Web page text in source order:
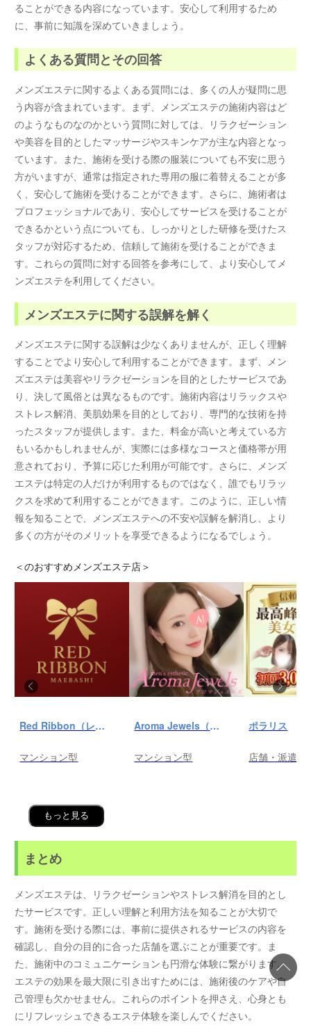
ることができる内容になっています。安心して利用するため
に、事前に知識を深めていきましょう。
よくある質問とその回答
メンズエステに関するよくある質問には、多くの人が疑問に思
う内容が含まれています。まず、メンズエステの施術内容はど
のようなものなのかという質問に対しては、リラクゼーション
や美容を目的としたマッサージやスキンケアが主な内容となっ
ています。また、施術を受ける際の服装についても不安に思う
方がいますが、通常は指定された専用の服に着替えることが多
く、安心して施術を受けることができます。さらに、施術者は
プロフェッショナルであり、安心してサービスを受けることが
できるかという点についても、しっかりとした研修を受けたス
タッフが対応するため、信頼して施術を受けることができま
す。これらの質問に対する回答を参考にして、より安心してメ
ンズエステを利用してください。
メンズエステに関する誤解を解く
メンズエステに関する誤解は少なくありませんが、正しく理解
することでより安心して利用することができます。まず、メン
ズエステは美容やリラクゼーションを目的としたサービスであ
り、決して風俗とは異なるものです。施術内容はリラックスや
ストレス解消、美肌効果を目的としており、専門的な技術を持
ったスタッフが提供します。また、料金が高いと考えている方
もいるかもしれませんが、実際には多様なコースと価格帯が用
意されており、予算に応じた利用が可能です。さらに、メンズ
エステは特定の人だけが利用するものではなく、誰でもリラッ
クスを求めて利用することができます。このように、正しい情
報を知ることで、メンズエステへの不安や誤解を解消し、より
多くの方がそのメリットを享受できるようになるでしょう。
＜のおすすめメンズエステ店＞
Red Ribbon（レッドリボン）前橋
マンション型
Aroma Jewels（アロマ ジュエルズ）秋葉原ルーム
マンション型
ポラリス
店舗・派遣
もっと見る
まとめ
メンズエステは、リラクゼーションやストレス解消を目的とし
たサービスです。正しい理解と利用方法を知ることが大切で
す。施術を受ける際には、事前に提供されるサービスの内容を
確認し、自分の目的に合った店舗を選ぶことが重要です。ま
た、施術中のコミュニケーションも円滑な体験に繋がります。
エステの効果を最大限に引き出すためには、施術後のケアや自
己管理も欠かせません。これらのポイントを押さえ、心身とも
にリフレッシュできるエステ体験を楽しんでください。